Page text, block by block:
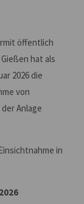
öffentlich
hat als
2026 die
von
Anlage
in